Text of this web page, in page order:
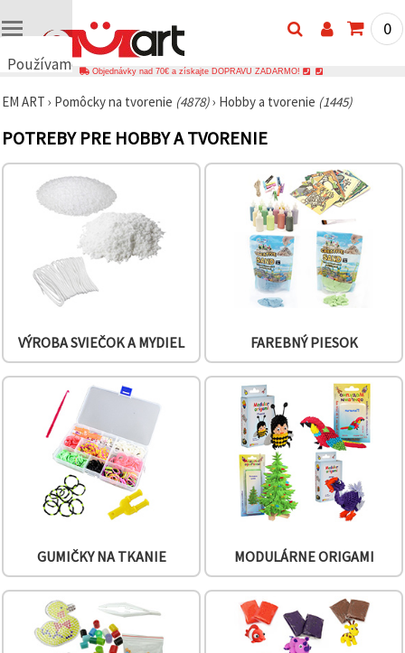
Používame
🍪
cookies a
technológie,
aby sme
zabezpečili
správne
zlepšili váš
používateľský
zážitok a s
analyzovali
relevantnejší
reklamu, aj
s pomocou
analytiku a
marketing.
súhlasiť s
používaním
všetkých
súborov
kliknutím
na "Prijať
0
Objednávky nad 70€ a získajte DOPRAVU ZADARMO!
EM ART › Pomôcky na tvorenie (4878)› Hobby a tvorenie (1445)
POTREBY PRE HOBBY A TVORENIE
VÝROBA SVIEČOK A MYDIEL FAREBNÝ PIESOK
GUMIČKY NA TKANIE MODULÁRNE ORIGAMI